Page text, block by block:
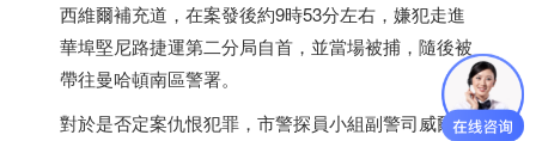
西維爾補充道，在案發後約9時53分左右，嫌犯走進
華埠堅尼路捷運第二分局自首，並當場被捕，隨後被
帶往曼哈頓南區警署。
對於是否定案仇恨犯罪，市警探員小組副警司威爾科